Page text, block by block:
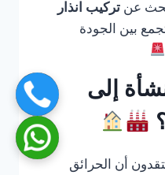
عن تركيب انذار
بين الجودة
إلى
أن الحرائق